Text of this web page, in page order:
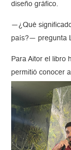
diseño gráfico.
—¿Qué
país?— pregunta
Para Aitor el libro
permitió conocer